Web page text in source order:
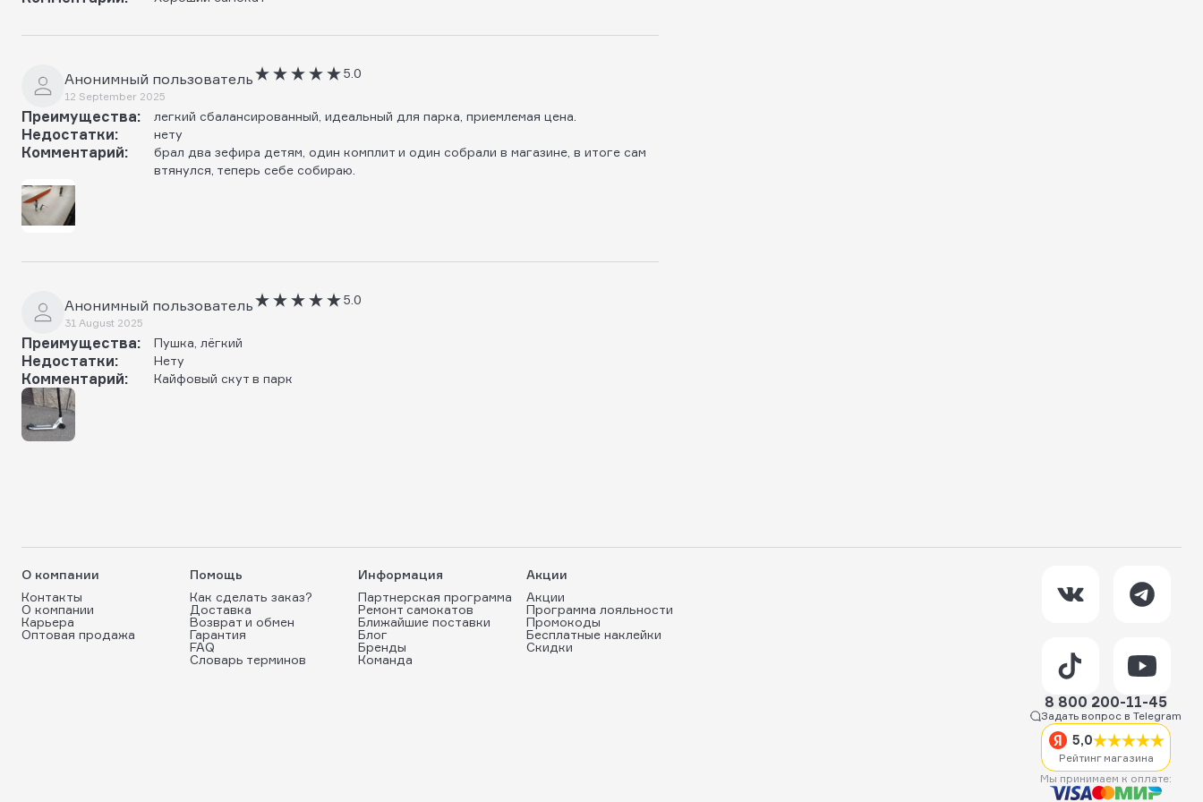
Анонимный пользователь
12 September 2025
5.0
Преимущества: легкий сбалансированный, идеальный для парка, приемлемая цена.
Недостатки: нету
Комментарий:
брал два зефира детям, один комплит и один собрали в магазине, в итоге сам
втянулся, теперь себе собираю.
Анонимный пользователь
31 August 2025
5.0
Преимущества: Пушка, лёгкий
Недостатки: Нету
Комментарий: Кайфовый скут в парк
О компании
Контакты
О компании
Карьера
Оптовая продажа
Помощь
Как сделать заказ?
Доставка
Возврат и обмен
Гарантия
FAQ
Словарь терминов
Информация
Партнерская программа
Ремонт самокатов
Ближайшие поставки
Блог
Бренды
Команда
Акции
Акции
Программа лояльности
Промокоды
Бесплатные наклейки
Скидки
8 800 200-11-45
Задать вопрос в Telegram
5,0
Рейтинг магазина
Мы принимаем к оплате: